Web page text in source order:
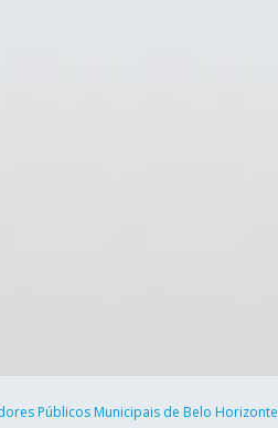
Públicos Municipais de Belo Horizonte